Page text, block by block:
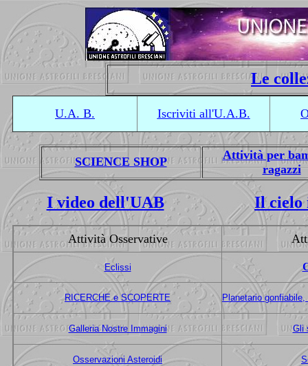
Le
U.A. B. Iscriviti all'U.A.B.
SCIENCE SHOP
Attività per
ragazzi
I video dell'UAB Il cielo
Attività Osservative
Eclissi
RICERCHE e SCOPERTE Planetario
Galleria Nostre Immagini Gli
Osservazioni Asteroidi